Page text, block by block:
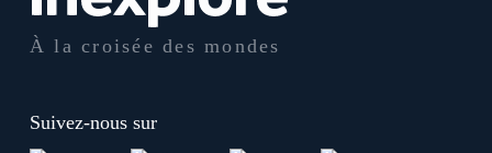
À la croisée des mondes
Suivez-nous sur